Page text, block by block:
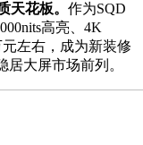
天花板。 作为SQD
高亮、4K
左右，成为新装修
大屏市场前列。